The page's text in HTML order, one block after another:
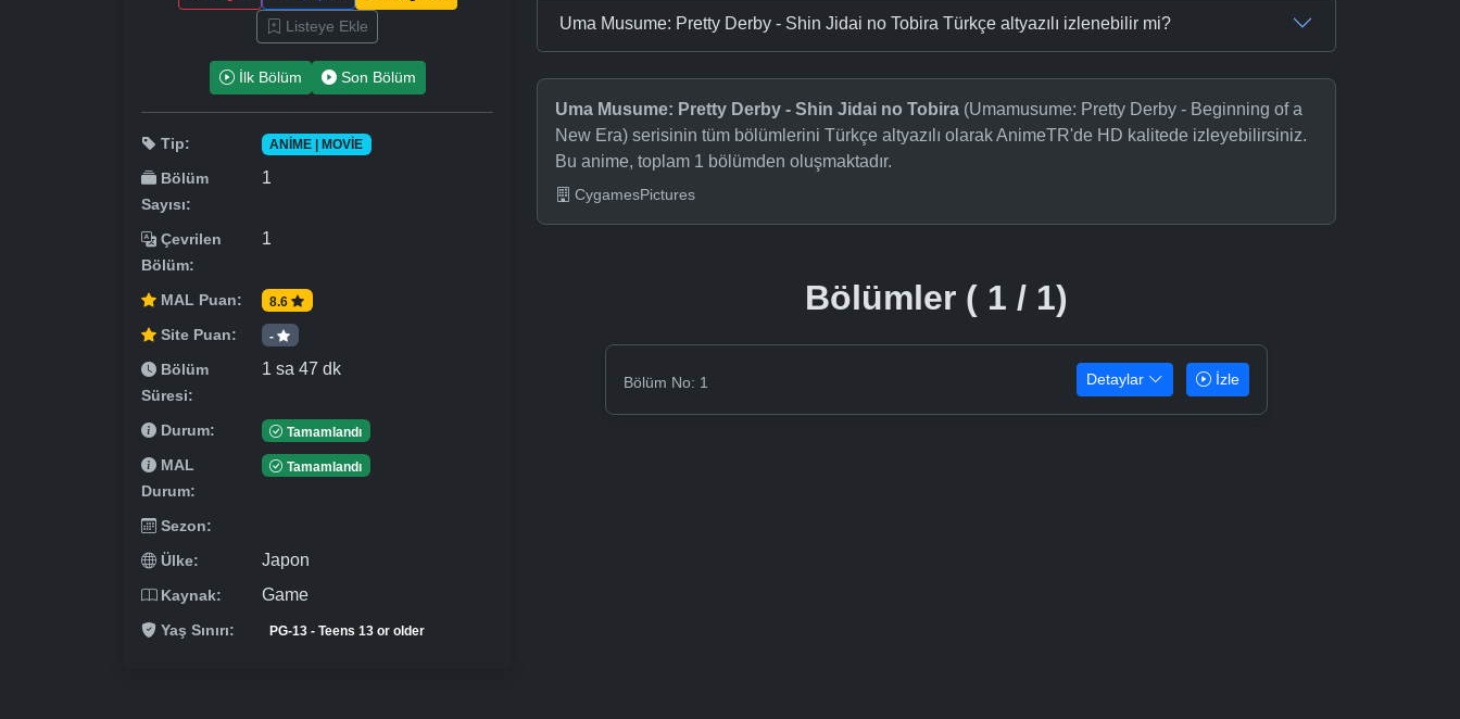
Listeye Ekle
İlk Bölüm Son Bölüm
Tip: ANIME | MOVIE
Bölüm
Sayısı:
1
Çevrilen
Bölüm:
1
MAL Puan: 8.6
Site Puan: -
Bölüm
Süresi:
1 sa 47 dk
Durum: Tamamlandı
MAL
Durum:
Tamamlandı
Sezon:
Ülke:
Japon
Kaynak: Game
Yaş Sınırı: PG-13 - Teens 13 or older
Uma Musume: Pretty Derby - Shin Jidai no Tobira Türkçe altyazılı izlenebilir mi?
Uma Musume: Pretty Derby - Shin Jidai no Tobira (Umamusume: Pretty Derby - Beginning of a
New Era) serisinin tüm bölümlerini Türkçe altyazılı olarak AnimeTR'de HD kalitede izleyebilirsiniz.
Bu anime, toplam 1 bölümden oluşmaktadır.
CygamesPictures
Bölümler ( 1 / 1)
Bölüm No: 1 Detaylar İzle